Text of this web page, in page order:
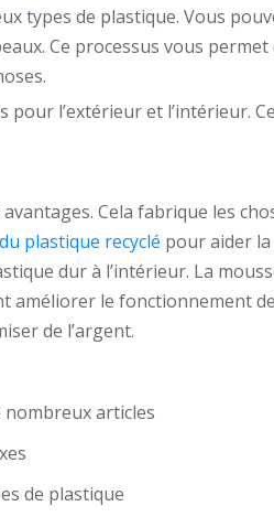
types de plastique. Vous
Ce processus vous
l’extérieur et l’intérieur.
Cela fabrique les
du plastique recyclé pour aider
dur à l’intérieur. La
améliorer le fonctionnement
de l’argent.
nombreux articles
de plastique